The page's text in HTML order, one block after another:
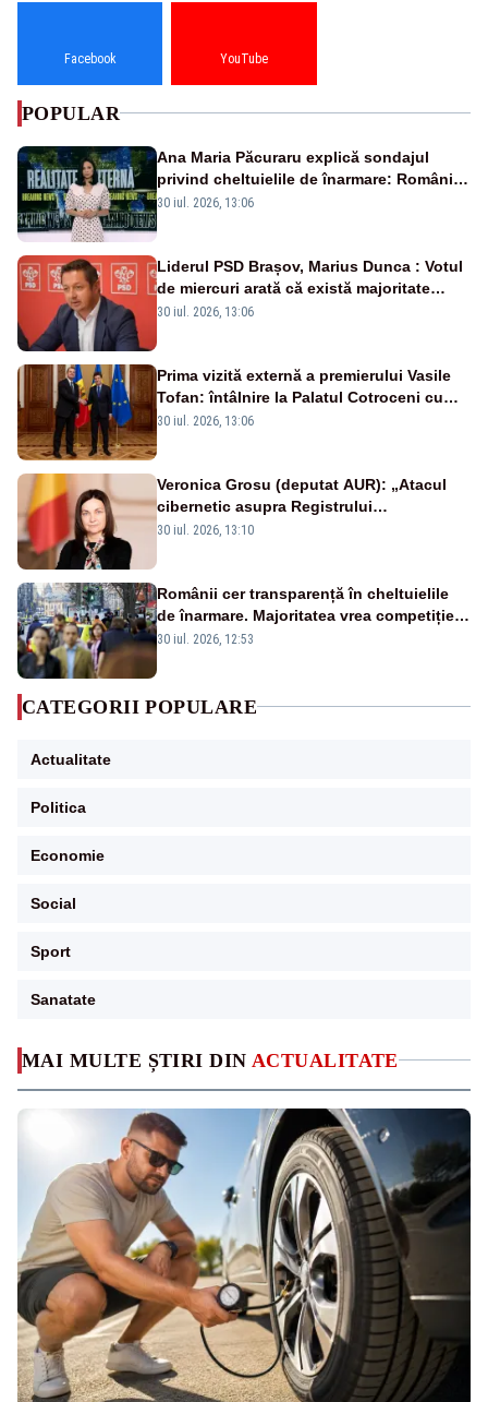
MAI MULTE ȘTIRI DIN ACTUALITATE
Facebook YouTube
POPULAR
Ana Maria Păcuraru explică sondajul
privind cheltuielile de înarmare: Românii
cer transparență în achiziții și un echilibru
30 iul. 2026, 13:06
Liderul PSD Brașov, Marius Dunca : Votul
de miercuri arată că există majoritate
pentru măsuri concrete
30 iul. 2026, 13:06
Prima vizită externă a premierului Vasile
Tofan: întâlnire la Palatul Cotroceni cu
președintele Nicușor Dan
30 iul. 2026, 13:06
Veronica Grosu (deputat AUR): „Atacul
cibernetic asupra Registrului
Proprietăților transmite un semnal de
30 iul. 2026, 13:10
Românii cer transparență în cheltuielile
de înarmare. Majoritatea vrea competiție
reală și industrie locală – SONDAJ
30 iul. 2026, 12:53
CATEGORII POPULARE
Actualitate
Politica
Economie
Social
Sport
Sanatate